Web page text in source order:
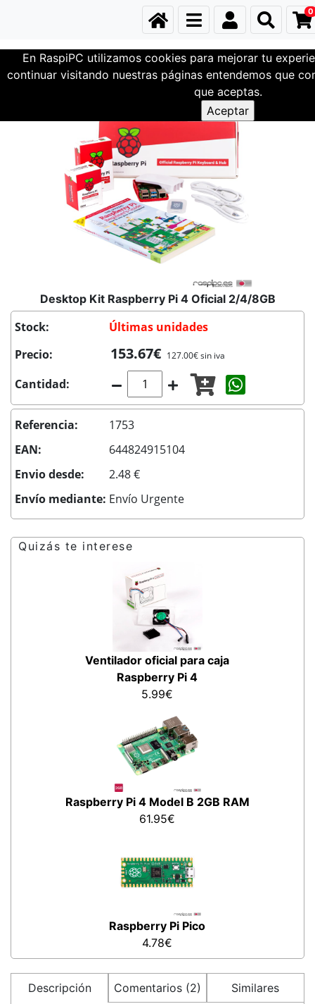
En RaspiPC utilizamos cookies para mejorar tu
continuar visitando nuestras páginas entendemos que
que aceptas.
0
Kits de Inicio Kit de Inicio Raspberry Pi 4
Desktop Kit Raspberry Pi 4 Oficial 2/4/8GB
Stock:
Últimas unidades
Precio:
153.67€ 127.00€ sin iva
Cantidad: Compartir
Referencia:
1753
EAN:
644824915104
Envio desde:
2.48 €
Envío mediante: Envío Urgente
Quizás te interese
Ventilador oficial para caja
Raspberry Pi 4
5.99€
Raspberry Pi 4 Model B 2GB RAM
61.95€
Raspberry Pi Pico
4.78€
Descripción Comentarios (2) Similares